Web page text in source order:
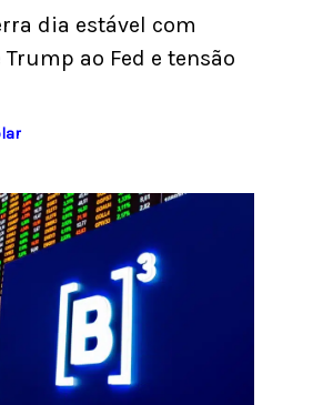
dia estável com
ao Fed e tensão